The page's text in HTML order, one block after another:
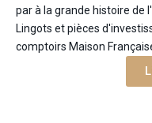
par à la grande histoire de
Lingots et pièces
comptoirs Maison